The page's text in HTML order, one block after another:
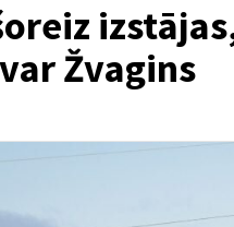
Žvagins